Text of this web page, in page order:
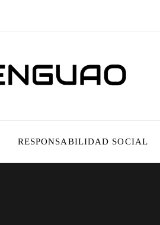
RESPONSABILIDAD SOCIAL